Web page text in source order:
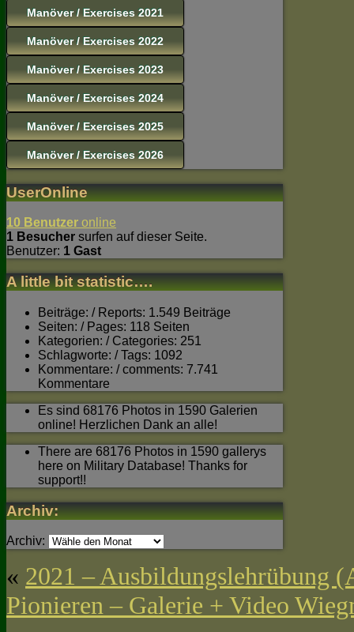
Manöver / Exercises 2021
Manöver / Exercises 2022
Manöver / Exercises 2023
Manöver / Exercises 2024
Manöver / Exercises 2025
Manöver / Exercises 2026
UserOnline
10 Benutzer online
1 Besucher surfen auf dieser Seite.
Benutzer: 1 Gast
A little bit statistic….
Beiträge: / Reports: 1.549 Beiträge
Seiten: / Pages: 118 Seiten
Kategorien: / Categories: 251
Schlagworte: / Tags: 1092
Kommentare: / comments: 7.741
Kommentare
Es sind 68176 Photos in 1590 Galerien
online! Herzlichen Dank an alle!
There are 68176 Photos in 1590 gallerys
here on Military Database! Thanks for
support!!
Archiv:
Archiv:
« 2021 – Ausbildungslehrübung
Pionieren – Galerie + Video